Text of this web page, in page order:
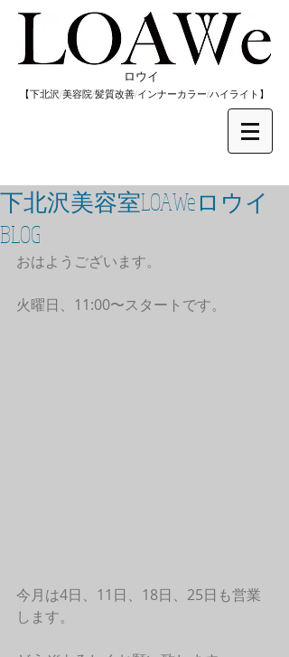
​ロウイ
​【下北沢/美容院/髪質改善/インナーカラー/​ハイライト】
下北沢美容室LOAWeロウイ
BLOG
おはようございます。
火曜日、11:00〜スタートです。
今月は4日、11日、18日、25日も営業
します。